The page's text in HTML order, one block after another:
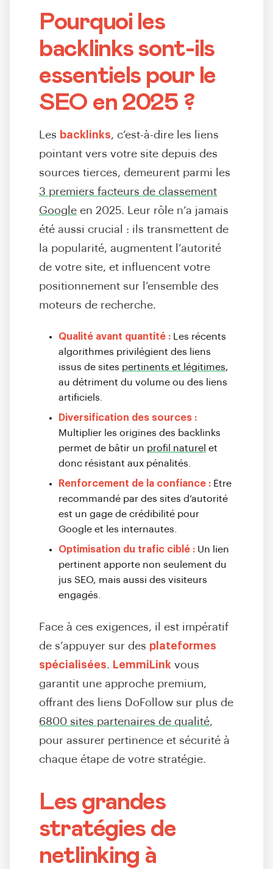
Pourquoi les
backlinks sont-ils
essentiels pour le
SEO en 2025 ?
Les backlinks, c’est-à-dire les liens
pointant vers votre site depuis des
sources tierces, demeurent parmi les
3 premiers facteurs de classement
Google en 2025. Leur rôle n’a jamais
été aussi crucial : ils transmettent de
la popularité, augmentent l’autorité
de votre site, et influencent votre
positionnement sur l’ensemble des
moteurs de recherche.
Qualité avant quantité : Les récents
algorithmes privilégient des liens
issus de sites pertinents et légitimes,
au détriment du volume ou des liens
artificiels.
Diversification des sources :
Multiplier les origines des backlinks
permet de bâtir un profil naturel et
donc résistant aux pénalités.
Renforcement de la confiance : Être
recommandé par des sites d’autorité
est un gage de crédibilité pour
Google et les internautes.
Optimisation du trafic ciblé : Un lien
pertinent apporte non seulement du
jus SEO, mais aussi des visiteurs
engagés.
Face à ces exigences, il est impératif
de s’appuyer sur des plateformes
spécialisées. LemmiLink vous
garantit une approche premium,
offrant des liens DoFollow sur plus de
6800 sites partenaires de qualité,
pour assurer pertinence et sécurité à
chaque étape de votre stratégie.
Les grandes
stratégies de
netlinking à